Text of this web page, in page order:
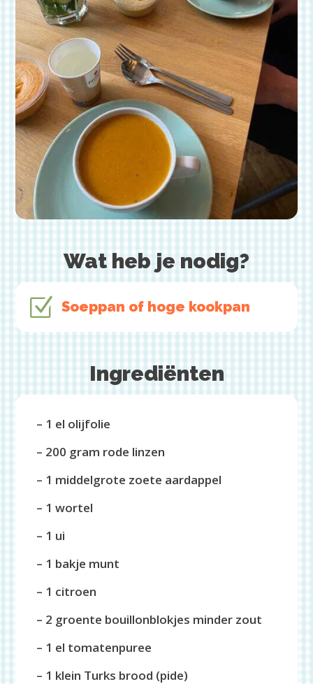
Wat heb je nodig?
Z Soeppan of hoge kookpan
Ingrediënten
– 1 el olijfolie
– 200 gram rode linzen
– 1 middelgrote zoete aardappel
– 1 wortel
– 1 ui
– 1 bakje munt
– 1 citroen
– 2 groente bouillonblokjes minder zout
– 1 el tomatenpuree
– 1 klein Turks brood (pide)